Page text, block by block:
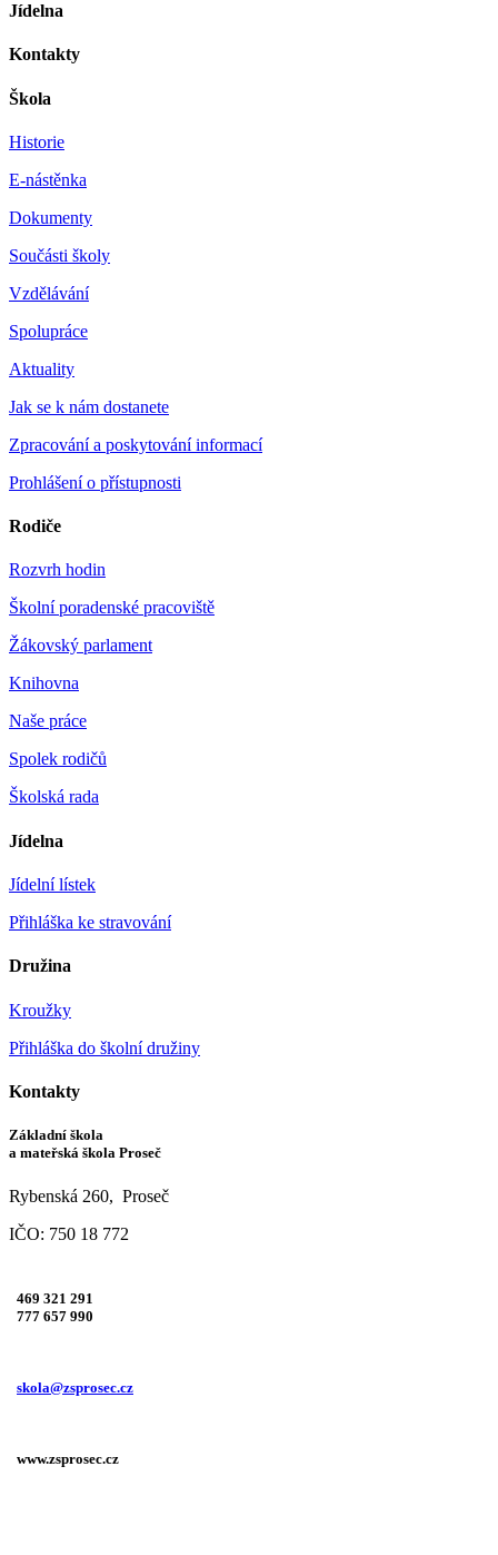
Jídelna
Kontakty
Škola
Historie
E-nástěnka
Dokumenty
Součásti školy
Vzdělávání
Spolupráce
Aktuality
Jak se k nám dostanete
Zpracování a poskytování informací
Prohlášení o přístupnosti
Rodiče
Rozvrh hodin
Školní poradenské pracoviště
Žákovský parlament
Knihovna
Naše práce
Spolek rodičů
Školská rada
Jídelna
Jídelní lístek
Přihláška ke stravování
Družina
Kroužky
Přihláška do školní družiny
Kontakty
Základní škola
a mateřská škola Proseč
Rybenská 260, Proseč
IČO: 750 18 772
469 321 291
777 657 990
skola@zsprosec.cz
www.zsprosec.cz